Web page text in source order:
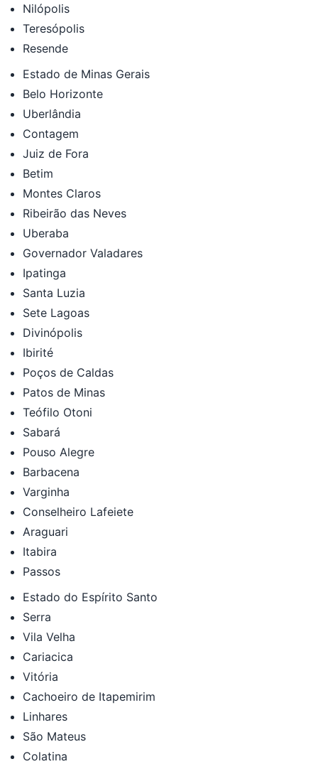
Nilópolis
Teresópolis
Resende
Estado de Minas Gerais
Belo Horizonte
Uberlândia
Contagem
Juiz de Fora
Betim
Montes Claros
Ribeirão das Neves
Uberaba
Governador Valadares
Ipatinga
Santa Luzia
Sete Lagoas
Divinópolis
Ibirité
Poços de Caldas
Patos de Minas
Teófilo Otoni
Sabará
Pouso Alegre
Barbacena
Varginha
Conselheiro Lafeiete
Araguari
Itabira
Passos
Estado do Espírito Santo
Serra
Vila Velha
Cariacica
Vitória
Cachoeiro de Itapemirim
Linhares
São Mateus
Colatina